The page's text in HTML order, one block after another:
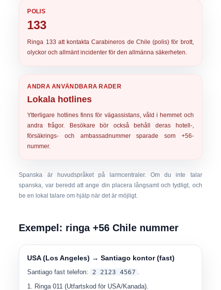
POLIS
133
Ringa 133 att kontakta Carabineros de Chile (polis) för brott,
olyckor och allmänt incidenter för den allmänna säkerheten.
ANDRA ANVÄNDBARA RADER
Lokala hotlines
Ytterligare hotlines finns för vägassistans, våld i hemmet och
andra frågor. Besökare bör också behåll deras hotell-,
försäkrings- och ambassadnummer sparade som +56-
nummer.
Spanska är huvudspråket på larmcentraler. Om du inte talar
spanska, var beredd att ange din placera långsamt och tydligt, och
be en lokal talare om hjälp när det är möjligt.
Exempel: ringa +56 Chile nummer
USA (Los Angeles) → Santiago kontor (fast)
Santiago fast telefon: 2 2123 4567 .
Ringa011 (Utfartskod för USA/Kanada).